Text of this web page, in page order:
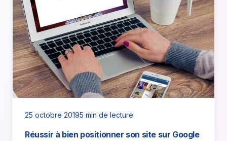
25 octobre 20195 min de lecture
Réussir à bien positionner son site sur Google